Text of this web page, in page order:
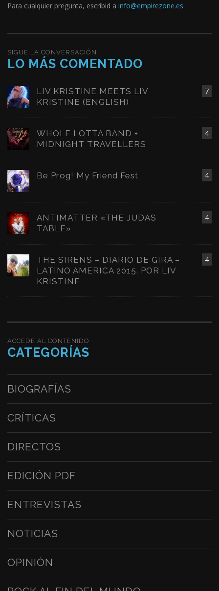
Para cualquier pregunta, escribid a info@empirezone.es
SIGUE LA CONVERSACIÓN
LO MÁS COMENTADO
7
LIV KRISTINE MEETS LIV
KRISTINE (ENGLISH)
4
WHOLE LOTTA BAND +
MIDNIGHT TRAVELLERS
4
Be Prog! My Friend Fest
4
ANTIMATTER «THE JUDAS
TABLE»
4
THE SIRENS – DIARIO DE GIRA –
LATINO AMERICA 2015. POR LIV
KRISTINE
ACCEDE AL CONTENIDO
CATEGORÍAS
BIOGRAFÍAS
CRÍTICAS
DIRECTOS
EDICIÓN PDF
ENTREVISTAS
NOTICIAS
OPINIÓN